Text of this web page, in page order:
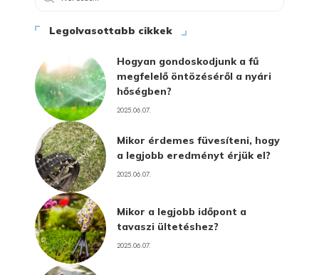
Legolvasottabb cikkek
Hogyan gondoskodjunk a fű
megfelelő öntözéséről a nyári
hőségben?
2025.06.07.
Mikor érdemes füvesíteni, hogy
a legjobb eredményt érjük el?
2025.06.07.
Mikor a legjobb időpont a
tavaszi ültetéshez?
2025.06.07.